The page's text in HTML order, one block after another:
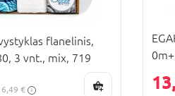
flanelinis,
3 vnt., mix, 719
€ 13,